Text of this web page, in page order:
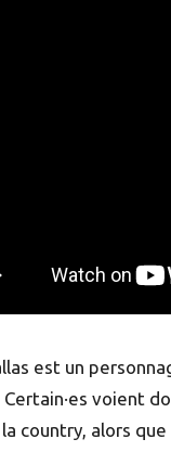
est un
Certain·es voient
country, alors